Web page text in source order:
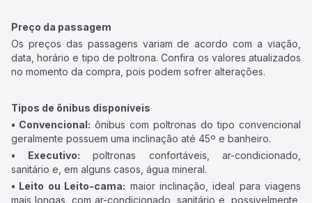
Preço da passagem
Os preços das passagens variam de acordo com a viação,
data, horário e tipo de poltrona. Confira os valores atualizados
no momento da compra, pois podem sofrer alterações.
Tipos de ônibus disponíveis
• Convencional: ônibus com poltronas do tipo convencional
geralmente possuem uma inclinação até 45º e banheiro.
• Executivo: poltronas confortáveis, ar-condicionado,
sanitário e, em alguns casos, água mineral.
• Leito ou Leito-cama: maior inclinação, ideal para viagens
mais longas, com ar-condicionado, sanitário e, possivelmente,